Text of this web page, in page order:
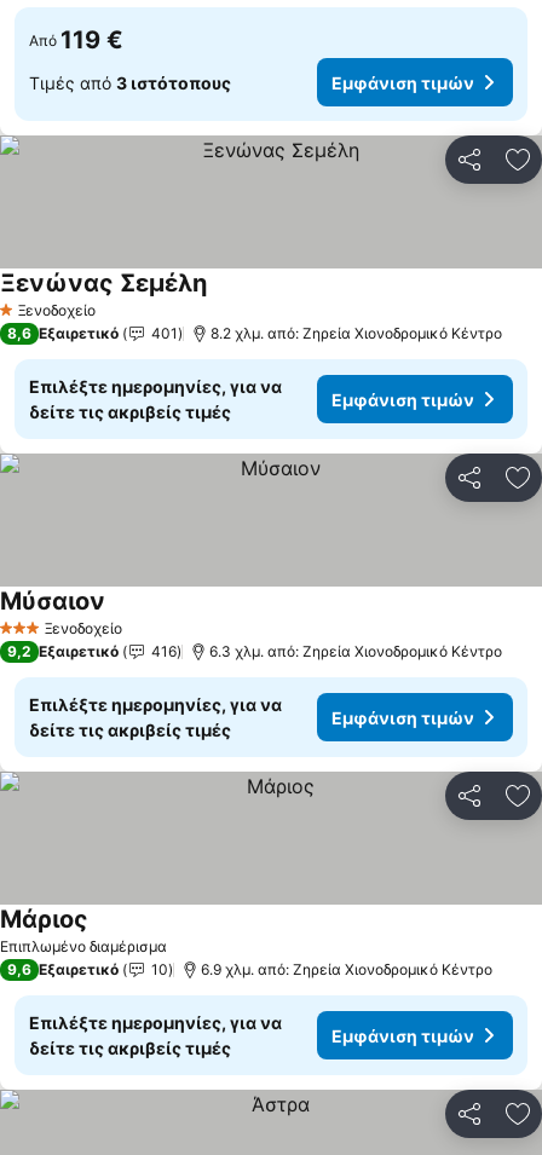
Από 119 €
Τιμές από 3 ιστότοπους Εμφάνιση τιμών
1 Αστέρια
Ξενοδοχείο
Ξενώνας Σεμέλη
8,6 Εξαιρετικό 401 8.2 χλμ. από: Ζηρεία Χιονοδρομικό Κέντρο
Επιλέξτε ημερομηνίες, για να
δείτε τις ακριβείς τιμές
Εμφάνιση τιμών
3 ΑστέριαΞενοδοχείο
Μύσαιον
9,2 Εξαιρετικό 416 6.3 χλμ. από: Ζηρεία Χιονοδρομικό Κέντρο
Επιλέξτε ημερομηνίες, για να
δείτε τις ακριβείς τιμές
Εμφάνιση τιμών
Επιπλωμένο διαμέρισμα
Μάριος
9,6 Εξαιρετικό 10 6.9 χλμ. από: Ζηρεία Χιονοδρομικό Κέντρο
Επιλέξτε ημερομηνίες, για να
δείτε τις ακριβείς τιμές
Εμφάνιση τιμών